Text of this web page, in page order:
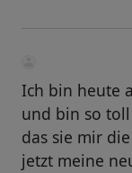
Ich bin heute
und bin so
das sie mir
jetzt meine